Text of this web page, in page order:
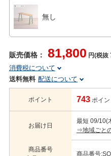
無し
販売価格： 81,800 円(税抜
消費税について
送料無料 配送について
ポイント 743 ポイン
お届け日
最短 09/10(
⇒地域ごと
商品番号
商品番号